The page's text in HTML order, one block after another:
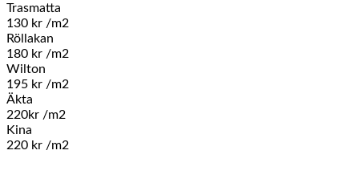
Trasmatta
130 kr /m2
Röllakan
180 kr /m2
Wilton
195 kr /m2
Äkta
220kr /m2
Kina
220 kr /m2